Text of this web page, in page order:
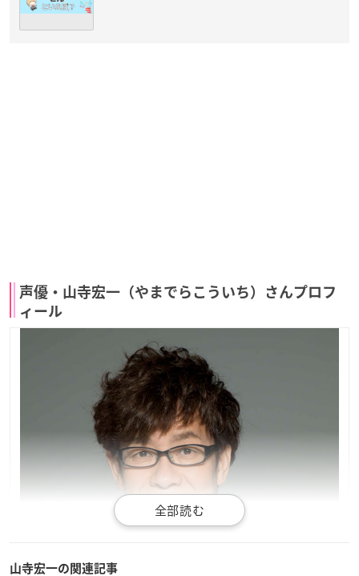
声優・山寺宏一（やまでらこういち）さんプロフ
ィール
山寺宏一の関連記事